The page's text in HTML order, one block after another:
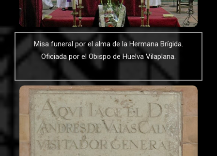
Misa funeral por el alma de la Hermana Brígida.
Oficiada por el Obispo de Huelva Vilaplana.